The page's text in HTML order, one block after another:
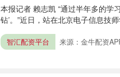
本报记者 赖志凯 “通过半年多的学
钻’。”近日，站在北京电子信息技
智汇配资平台 来源：金牛配资